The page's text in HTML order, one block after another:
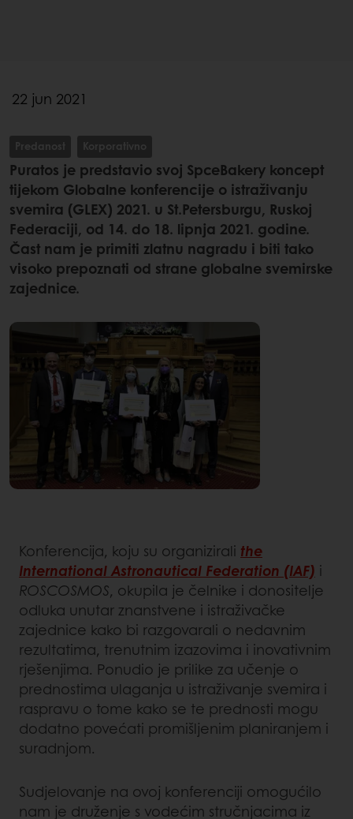
22 jun 2021
Predanost Korporativno
Puratos je predstavio svoj SpceBakery koncept
tijekom Globalne konferencije o istraživanju
svemira (GLEX) 2021. u St.Petersburgu, Ruskoj
Federaciji, od 14. do 18. lipnja 2021. godine.
Čast nam je primiti zlatnu nagradu i biti tako
visoko prepoznati od strane globalne svemirske
zajednice.
Konferencija, koju su organizirali the
International Astronautical Federation (IAF) i
ROSCOSMOS, okupila je čelnike i donositelje
odluka unutar znanstvene i istraživačke
zajednice kako bi razgovarali o nedavnim
rezultatima, trenutnim izazovima i inovativnim
rješenjima. Ponudio je prilike za učenje o
prednostima ulaganja u istraživanje svemira i
raspravu o tome kako se te prednosti mogu
dodatno povećati promišljenim planiranjem i
suradnjom.
Sudjelovanje na ovoj konferenciji omogućilo
nam je druženje s vodećim stručnjacima iz